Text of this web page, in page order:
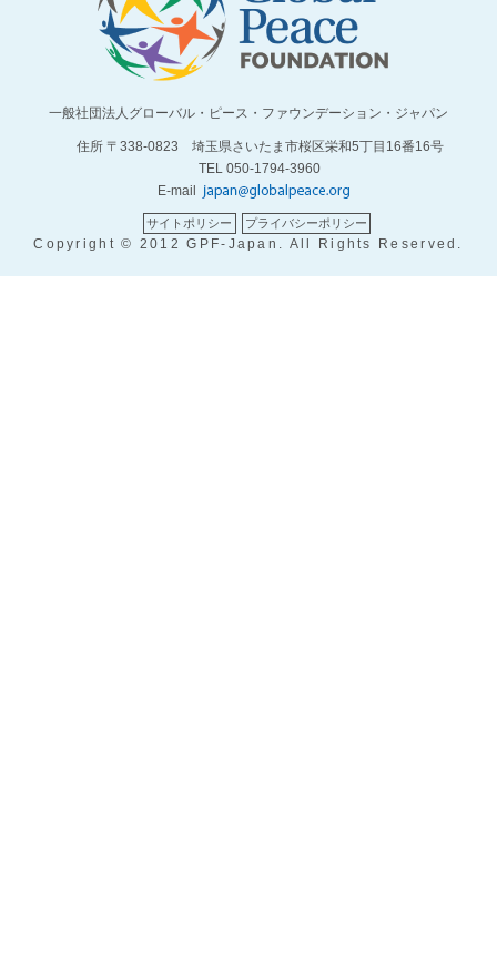
一般社団法人グローバル・ピース・ファウンデーション・ジャパン
住所 〒338-0823 埼玉県さいたま市桜区栄和5丁目16番16号
TEL 050-1794-3960
E-mail
サイトポリシー
プライバシーポリシー
Copyright © 2012 GPF-Japan. All Rights Reserved.